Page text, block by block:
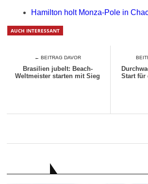
Hamilton holt Monza-Pole in
AUCH INTERESSANT
← BEITRAG DAVOR
Brasilien jubelt: Beach-
Weltmeister starten mit Sieg
Start für